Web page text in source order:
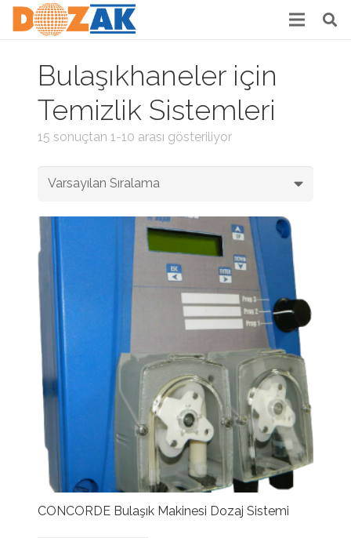
Bulaşıkhaneler için
Temizlik Sistemleri
15 sonuçtan 1-10 arası gösteriliyor
CONCORDE Bulaşık Makinesi Dozaj Sistemi